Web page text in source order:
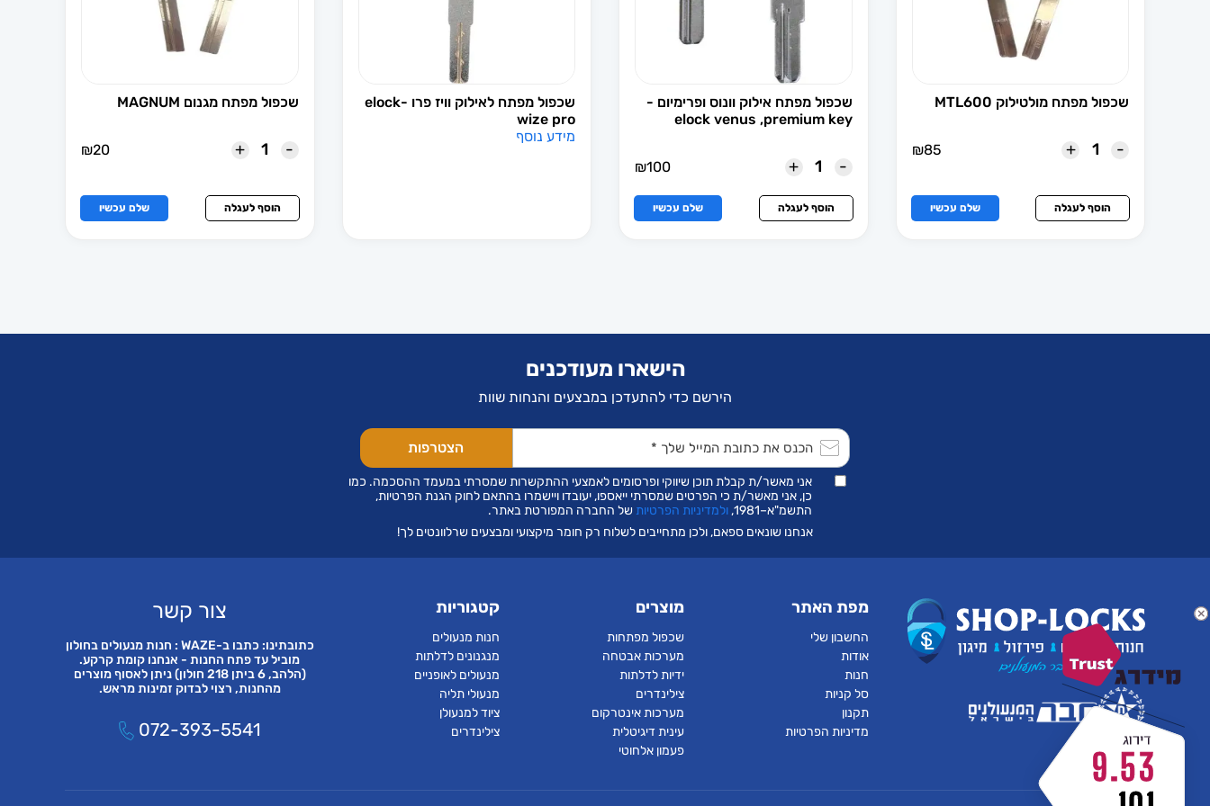
כפפות עבודה
לישי - lishi
לקסוס
מאזדה
מולטילוק
מחסומי חניה
מיצובישי
מכונות שכפול מפתחות
מכשירי קידוד מפתחות
מנעולי קומבינציה
מנעולים אלקטרו מגנטיים
שכפול מפתח מולטילוק MTL600
-
+
₪85
הוסף לעגלה שלם עכשיו
שכפול מפתח אילוק וונוס ופרימיום -
elock venus ,premium key
-
+
₪100
הוסף לעגלה שלם עכשיו
שכפול מפתח לאילוק וויז פרו -elock
wize pro
מידע נוסף
שכפול מפתח מגנום MAGNUM
-
+
₪20
הוסף לעגלה שלם עכשיו
הישארו מעודכנים
הירשם כדי להתעדכן במבצעים והנחות שוות
אני מאשר/ת קבלת תוכן שיווקי ופרסומים לאמצעי ההתקשרות שמסרתי במעמד ההסכמה. כמו
כן, אני מאשר/ת כי הפרטים שמסרתי ייאספו, יעובדו ויישמרו בהתאם לחוק הגנת הפרטיות,
התשמ"א–1981,
ולמדיניות הפרטיות של החברה המפורטת באתר.
אנחנו שונאים ספאם, ולכן מתחייבים לשלוח רק חומר מיקצועי ומבצעים שרלוונטים לך!
מפת האתר
החשבון שלי
אודות
חנות
סל קניות
תקנון
מדיניות הפרטיות
מוצרים
שכפול מפתחות
מערכות אבטחה
ידיות לדלתות
צילינדרים
מערכות אינטרקום
עינית דיגיטלית
פעמון אלחוטי
קטגוריות
חנות מנעולים
מנגנונים לדלתות
מנעולים לאופניים
מנעולי תליה
ציוד למנעולן
צילינדרים
צור קשר
כתובתינו: כתבו ב-WAZE : חנות מנעולים בחולון
מוביל עד פתח החנות - אנחנו קומת קרקע.
(הלהב, 6 ביתן 218 חולון) ניתן לאסוף מוצרים
מהחנות, רצוי לבדוק זמינות מראש.
072-393-5541
9.53